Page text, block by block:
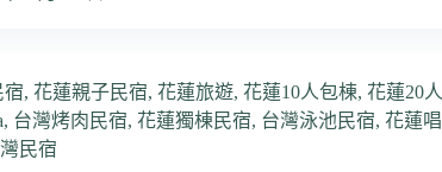
宿,花蓮親子民宿,花蓮旅遊,花蓮10人包棟,花蓮20人
, 台灣烤肉民宿,花蓮獨棟民宿, 台灣泳池民宿,花蓮唱
民宿